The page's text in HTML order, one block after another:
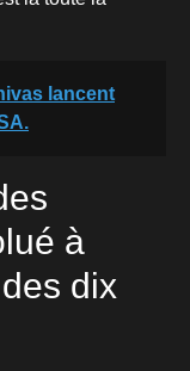
lancent
à
dix